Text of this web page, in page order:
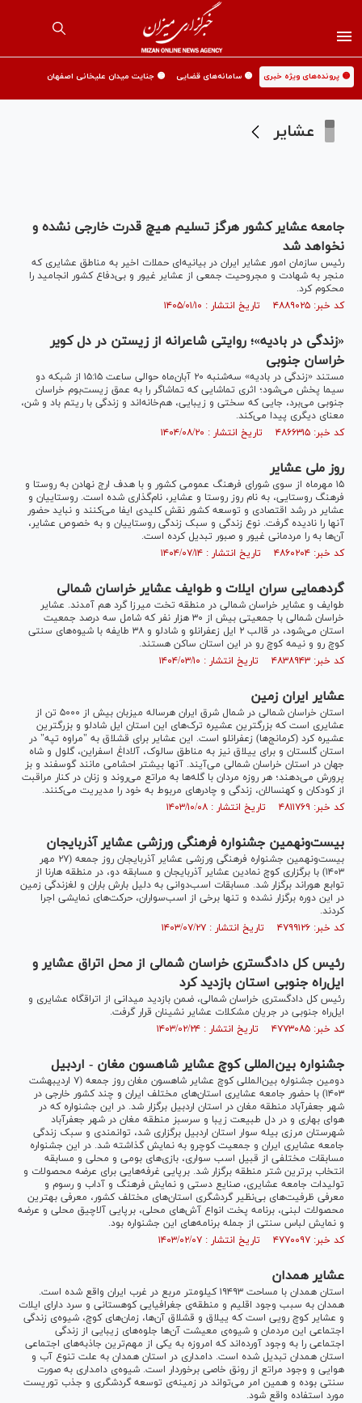
🟡 پرونده‌های ویژه خبری 🟡 سامانه‌های قضایی 🟡 جنایت میدان علیخانی اصفهان
عشایر
جامعه عشایر کشور هرگز تسلیم هیچ قدرت خارجی نشده و
نخواهد شد
رئیس سازمان امور عشایر ایران در بیانیه‌ای حملات اخیر به مناطق عشایری که
منجر به شهادت و مجروحیت جمعی از عشایر غیور و بی‌دفاع کشور انجامید را
محکوم کرد.
کد خبر: ۴۸۸۹۰۲۵ تاریخ انتشار : ۱۴۰۵/۰۱/۱۰
«زندگی در بادیه»؛ روایتی شاعرانه از زیستن در دل کویر
خراسان جنوبی
مستند «زندگی در بادیه» سه‌شنبه ۲۰ آبان‌ماه حوالی ساعت ۱۵:۱۵ از شبکه دو
سیما پخش می‌شود؛ اثری تماشایی که تماشاگر را به عمق زیست‌بوم خراسان
جنوبی می‌برد، جایی که سختی و زیبایی، هم‌خانه‌اند و زندگی با ریتم باد و شن،
معنای دیگری پیدا می‌کند.
کد خبر: ۴۸۶۶۳۱۵ تاریخ انتشار : ۱۴۰۴/۰۸/۲۰
روز ملی عشایر
۱۵ مهرماه از سوی شورای فرهنگ عمومی کشور و با هدف ارج نهادن به روستا و
فرهنگ روستایی، به نام روز روستا و عشایر، نام‌گذاری شده است. روستاییان و
عشایر در رشد اقتصادی و توسعه کشور نقش کلیدی ایفا می‌کنند و نباید حضور
آنها را نادیده گرفت. نوع زندگی و سبک زندگی روستاییان و به خصوص عشایر،
آن‌ها به را مردمانی غیور و صبور تبدیل کرده است.
کد خبر: ۴۸۶۰۲۰۴ تاریخ انتشار : ۱۴۰۴/۰۷/۱۴
گردهمایی سران ایلات و طوایف عشایر خراسان شمالی
طوایف و عشایر خراسان شمالی در منطقه تخت میرزا گرد هم آمدند. عشایر
خراسان شمالی با جمعیتی بیش از ۳۰ هزار نفر که شامل سه درصد جمعیت
استان می‌شود، در قالب ۲ ایل زعفرانلو و شادلو و ۳۸ طایفه با شیوه‌های سنتی
کوچ رو و نیمه کوچ رو در این استان ساکن هستند.
کد خبر: ۴۸۳۸۹۴۳ تاریخ انتشار : ۱۴۰۴/۰۳/۱۰
عشایر ایران زمین
استان خراسان شمالی در شمال شرق ایران هرساله میزبان بیش از ۵۰۰۰ تن از
عشایری است که بزرگترین عشیره ترک‌های این استان ایل شادلو و بزرگترین
عشیره کرد (کرمانج‌ها) زعفرانلو است. این عشایر برای قشلاق به "مراوه تپه" در
استان گلستان و برای ییلاق نیز به مناطق سالوک، آلاداغ اسفراین، گلول و شاه
جهان در استان خراسان شمالی می‌آیند. آنها بیشتر احشامی مانند گوسفند و بز
پرورش می‌دهند؛ هر روزه مردان با گله‌ها به مراتع می‌روند و زنان در کنار مراقبت
از کودکان و کهنسالان، زندگی و چادر‌های مربوط به خود را مدیریت می‌کنند.
کد خبر: ۴۸۱۱۷۶۹ تاریخ انتشار : ۱۴۰۳/۱۰/۰۸
بیست‌ونهمین جشنواره فرهنگی ورزشی عشایر آذربایجان
بیست‌ونهمین جشنواره فرهنگی ورزشی عشایر آذربایجان روز جمعه (۲۷ مهر
۱۴۰۳) با برگزاری کوچ نمادین عشایر آذربایجان و مسابقه دو، در منطقه هارنا از
توابع هوراند برگزار شد. مسابقات اسب‌دوانی به دلیل بارش باران و لغزندگی زمین
در این دوره برگزار نشده و تنها برخی از اسب‌سواران، حرکت‌های نمایشی اجرا
کردند.
کد خبر: ۴۷۹۹۱۲۶ تاریخ انتشار : ۱۴۰۳/۰۷/۲۷
رئیس کل دادگستری خراسان شمالی از محل اتراق عشایر و
ایل‌راه جنوبی استان بازدید کرد
رئیس کل دادگستری خراسان شمالی، ضمن بازدید میدانی از اتراقگاه عشایری و
ایل‌راه جنوبی در جریان مشکلات عشایر نشینان قرار گرفت.
کد خبر: ۴۷۷۳۰۸۵ تاریخ انتشار : ۱۴۰۳/۰۲/۲۴
جشنواره بین‌المللی کوچ عشایر شاهسون مغان - اردبیل
دومین جشنواره بین‌المللی کوچ عشایر شاهسون مغان روز جمعه (۷ اردیبهشت
۱۴۰۳) با حضور جامعه عشایری استان‌های مختلف ایران و چند کشور خارجی در
شهر جعفرآباد منطقه مغان در استان اردبیل برگزار شد. در این جشنواره که در
هوای بهاری و در دل طبیعت زیبا و سرسبز منطقه مغان در شهر جعفرآباد
شهرستان مرزی بیله سوار استان اردبیل برگزاری شد، توانمندی و سبک زندگی
جامعه عشایری ایران و جمعیت کوچرو به نمایش گذاشته شد. در این جشنواره
مسابقات مختلفی از قبیل اسب سواری، بازی‌های بومی و محلی و مسابقه
انتخاب برترین شتر منطقه برگزار شد. برپایی غرفه‌هایی برای عرضه محصولات و
تولیدات جامعه عشایری، صنایع دستی و نمایش فرهنگ و آداب و رسوم و
معرفی ظرفیت‌های بی‌نظیر گردشگری استان‌های مختلف کشور، معرفی بهترین
محصولات لبنی، برنامه پخت انواع آش‌های محلی، برپایی آلاچیق محلی و عرضه
و نمایش لباس سنتی از جمله برنامه‌های این جشنواره بود.
کد خبر: ۴۷۷۰۰۹۷ تاریخ انتشار : ۱۴۰۳/۰۲/۰۷
عشایر همدان
استان همدان با مساحت ۱۹۴۹۳ کیلومتر مربع در غرب ایران واقع شده است.
همدان به سبب وجود اقلیم و منطقه‌ی جغرافیایی کوهستانی و سرد دارای ایلات
و عشایر کوچ رویی است که ییلاق و قشلاق آن‌ها، زمان‌های کوچ، شیوه‌ی زندگی
اجتماعی این مردمان و شیوه‌ی معیشت آن‌ها جلوه‌های زیبایی از زندگی
اجتماعی را به وجود آورده‌اند که امروزه به یکی از مهم‌ترین جاذبه‌های اجتماعی
استان همدان تبدیل شده است. دامداری در استان همدان به علت تنوع آب و
هوایی و وجود مراتع از رونق خاصی برخوردار است. شیوه‌ی دامداری به صورت
سنتی بوده و همین امر می‌تواند در زمینه‌ی توسعه گردشگری و جذب توریست
مورد استفاده واقع شود.